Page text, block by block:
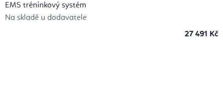
EMS tréninkový systém
Na skladě u dodavatele
27 491 Kč